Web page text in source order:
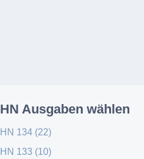
HN Ausgaben wählen
HN 134 (22)
HN 133 (10)